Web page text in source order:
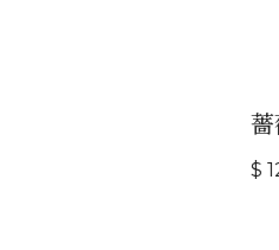
薔
$ 120